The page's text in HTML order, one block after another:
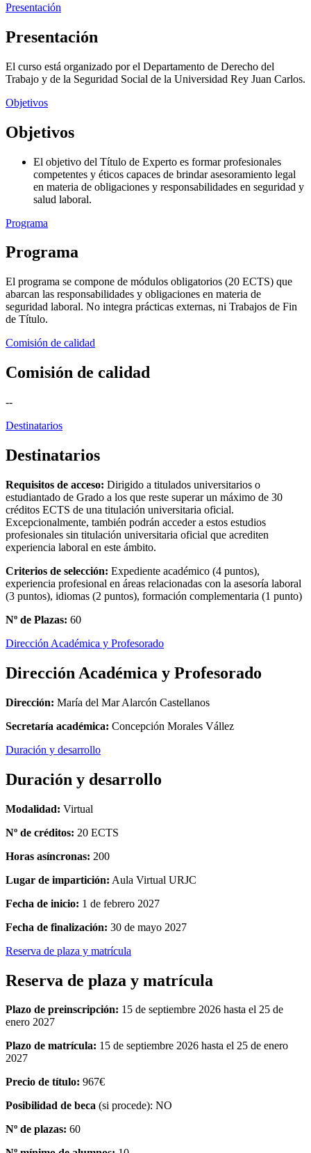
Presentación
Presentación
El curso está organizado por el Departamento de Derecho del
Trabajo y de la Seguridad Social de la Universidad Rey Juan Carlos.
Objetivos
Objetivos
El objetivo del Título de Experto es formar profesionales
competentes y éticos capaces de brindar asesoramiento legal
en materia de obligaciones y responsabilidades en seguridad y
salud laboral.
Programa
Programa
El programa se compone de módulos obligatorios (20 ECTS) que
abarcan las responsabilidades y obligaciones en materia de
seguridad laboral. No integra prácticas externas, ni Trabajos de Fin
de Título.
Comisión de calidad
Comisión de calidad
--
Destinatarios
Destinatarios
Requisitos de acceso: Dirigido a titulados universitarios o
estudiantado de Grado a los que reste superar un máximo de 30
créditos ECTS de una titulación universitaria oficial.
Excepcionalmente, también podrán acceder a estos estudios
profesionales sin titulación universitaria oficial que acrediten
experiencia laboral en este ámbito.
Criterios de selección: Expediente académico (4 puntos),
experiencia profesional en áreas relacionadas con la asesoría laboral
(3 puntos), idiomas (2 puntos), formación complementaria (1 punto)
Nº de Plazas: 60
Dirección Académica y Profesorado
Dirección Académica y Profesorado
Dirección: María del Mar Alarcón Castellanos
Secretaría académica: Concepción Morales Vállez
Duración y desarrollo
Duración y desarrollo
Modalidad: Virtual
Nº de créditos: 20 ECTS
Horas asíncronas: 200
Lugar de impartición: Aula Virtual URJC
Fecha de inicio: 1 de febrero 2027
Fecha de finalización: 30 de mayo 2027
Reserva de plaza y matrícula
Reserva de plaza y matrícula
Plazo de preinscripción: 15 de septiembre 2026 hasta el 25 de
enero 2027
Plazo de matrícula: 15 de septiembre 2026 hasta el 25 de enero
2027
Precio de título: 967€
Posibilidad de beca (si procede): NO
Nº de plazas: 60